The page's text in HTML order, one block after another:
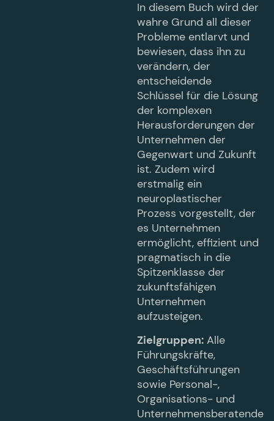
In diesem Buch wird der
wahre Grund all dieser
Probleme entlarvt und
bewiesen, dass ihn zu
verändern, der
entscheidende
Schlüssel für die Lösung
der komplexen
Herausforderungen der
Unternehmen der
Gegenwart und Zukunft
ist. Zudem wird
erstmalig ein
neuroplastischer
Prozess vorgestellt, der
es Unternehmen
ermöglicht, effizient und
pragmatisch in die
Spitzenklasse der
zukunftsfähigen
Unternehmen
aufzusteigen.
Zielgruppen: Alle
Führungskräfte,
Geschäftsführungen
sowie Personal-,
Organisations- und
Unternehmensberatende